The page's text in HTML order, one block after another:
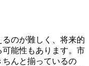
のが難しく、将来的
能性もあります。市
んと揃っているの